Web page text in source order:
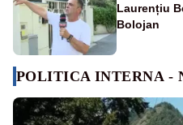
Laurențiu
Bolojan
POLITICA INTERNA -